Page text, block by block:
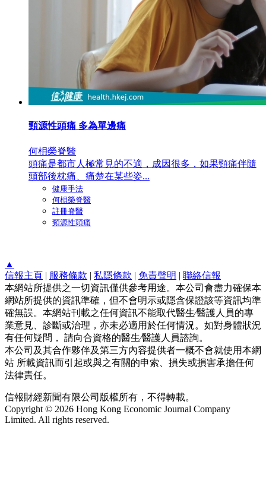
頸源性頭痛 多為單邊痛
何梖榮脊醫
頭痛是都市人極常見的不適，成因很多，如果頸痛伴隨
頭部後枕痛、痛楚在某些姿...
健康手法
何梖榮脊醫
註冊脊醫
頸源性頭痛
▲
信報主頁 | 服務條款 | 私隱條款 | 免責聲明 | 聯絡信報
本網站所提供之一切資訊僅供參考用途。本公司會盡力確保本
網站所提供的資訊準確，但不會明示或隱含保證該等資訊均準
確無誤。本網站刊載之任何資訊不能取代醫生∕醫護人員的專
業意見、診斷或治理，亦未必適用於任何情況。如對身體狀況
有任何疑問， 請向合資格的醫生∕醫護人員諮詢。
本公司及其合作夥伴及第三方內容提供者一概不會就使用本網
站 所載資訊而引起或與之有關的申索、損失或損害承擔任何
法律責任。
信報財經新聞有限公司版權所有，不得轉載。
Copyright © 2026 Hong Kong Economic Journal Company
Limited. All rights reserved.